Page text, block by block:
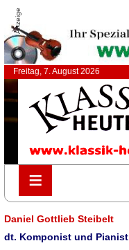
Anzeige
Freitag, 7. August 2026
≡
≡
Daniel Gottlieb Steibelt
dt. Komponist und Pianist